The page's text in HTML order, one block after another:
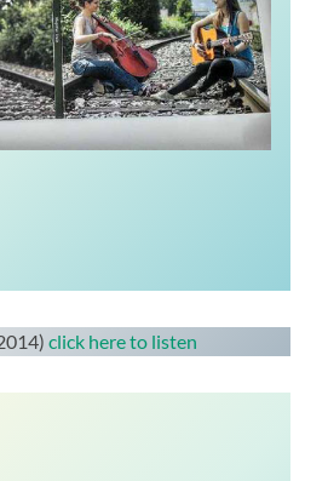
click here to listen